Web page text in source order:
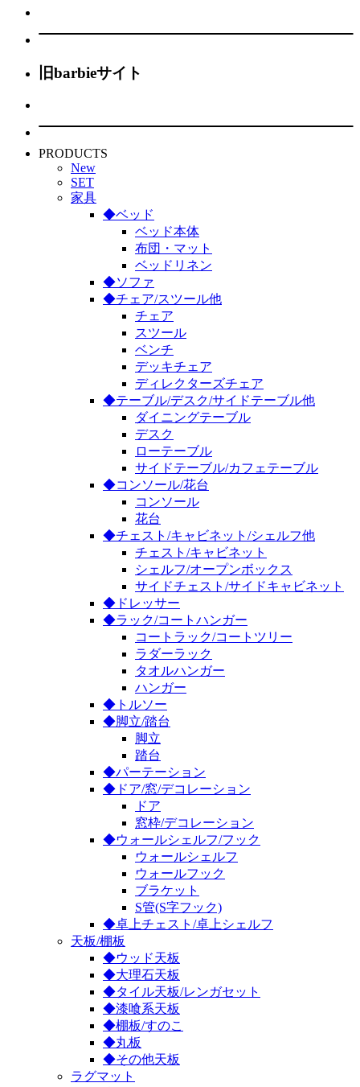
旧barbieサイト
PRODUCTS
New
SET
家具
◆ベッド
ベッド本体
布団・マット
ベッドリネン
◆ソファ
◆チェア/スツール他
チェア
スツール
ベンチ
デッキチェア
ディレクターズチェア
◆テーブル/デスク/サイドテーブル他
ダイニングテーブル
デスク
ローテーブル
サイドテーブル/カフェテーブル
◆コンソール/花台
コンソール
花台
◆チェスト/キャビネット/シェルフ他
チェスト/キャビネット
シェルフ/オープンボックス
サイドチェスト/サイドキャビネット
◆ドレッサー
◆ラック/コートハンガー
コートラック/コートツリー
ラダーラック
タオルハンガー
ハンガー
◆トルソー
◆脚立/踏台
脚立
踏台
◆パーテーション
◆ドア/窓/デコレーション
ドア
窓枠/デコレーション
◆ウォールシェルフ/フック
ウォールシェルフ
ウォールフック
ブラケット
S管(S字フック)
◆卓上チェスト/卓上シェルフ
天板/棚板
◆ウッド天板
◆大理石天板
◆タイル天板/レンガセット
◆漆喰系天板
◆棚板/すのこ
◆丸板
◆その他天板
ラグマット